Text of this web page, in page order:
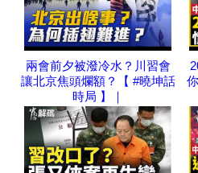
兩會前夕被潑冷水？川習會
讓北京焦頭爛額？【 #曉坤話
時局 】｜